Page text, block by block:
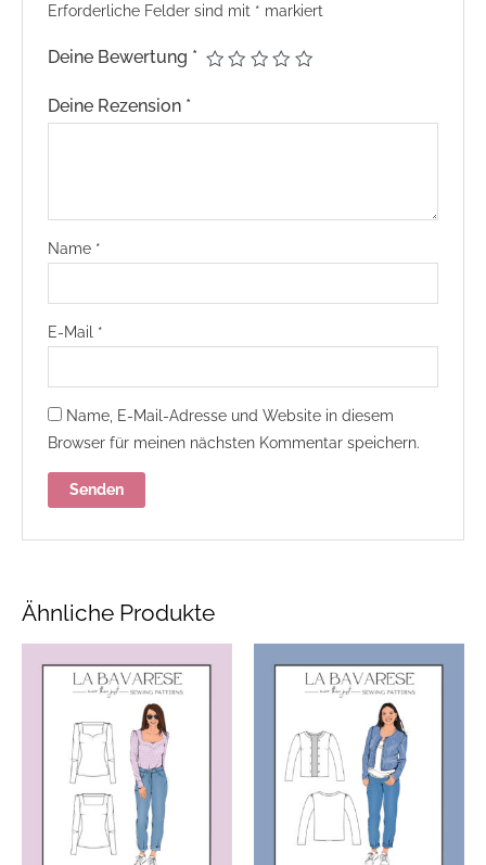
Erforderliche Felder sind mit * markiert
Deine Bewertung *
Deine Rezension *
Name *
E-Mail *
Name, E-Mail-Adresse und Website in diesem
Browser für meinen nächsten Kommentar speichern.
Ähnliche Produkte